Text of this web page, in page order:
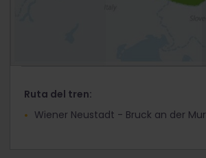
Ruta del tren:
Wiener Neustadt - Bruck an der Mur